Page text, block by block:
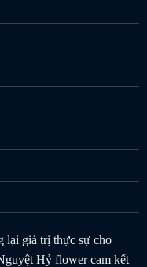
lại giá trị thực sự cho
Hỷ flower cam kết